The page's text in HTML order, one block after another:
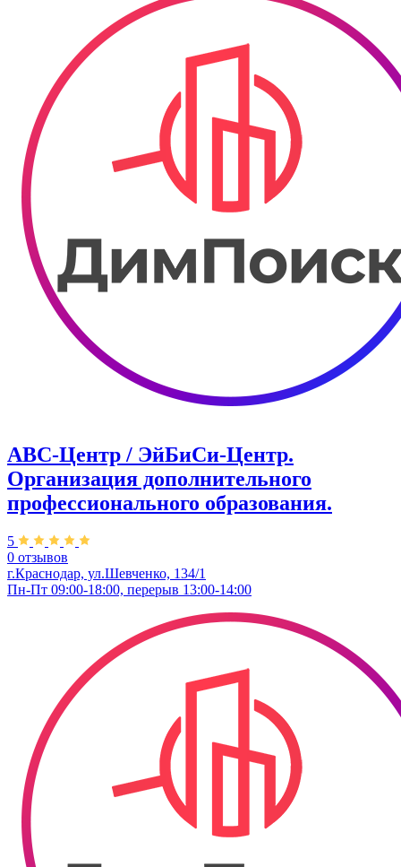
ABC-Центр / ЭйБиСи-Центр.
Организация дополнительного
профессионального образования.
5
0 отзывов
г.Краснодар, ул.Шевченко, 134/1
Пн-Пт 09:00-18:00, перерыв 13:00-14:00